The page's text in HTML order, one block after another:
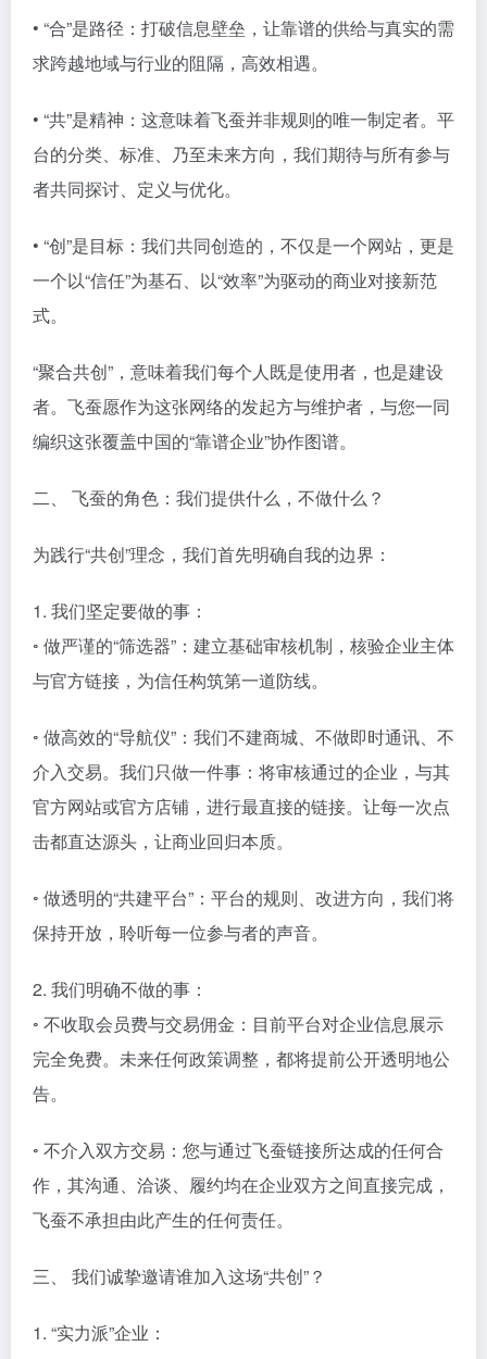
• “合”是路径：打破信息壁垒，让靠谱的供给与真实的需
求跨越地域与行业的阻隔，高效相遇。
• “共”是精神：这意味着飞蚕并非规则的唯一制定者。平
台的分类、标准、乃至未来方向，我们期待与所有参与
者共同探讨、定义与优化。
• “创”是目标：我们共同创造的，不仅是一个网站，更是
一个以“信任”为基石、以“效率”为驱动的商业对接新范
式。
“聚合共创”，意味着我们每个人既是使用者，也是建设
者。飞蚕愿作为这张网络的发起方与维护者，与您一同
编织这张覆盖中国的“靠谱企业”协作图谱。
二、 飞蚕的角色：我们提供什么，不做什么？
为践行“共创”理念，我们首先明确自我的边界：
1. 我们坚定要做的事：
◦ 做严谨的“筛选器”：建立基础审核机制，核验企业主体
与官方链接，为信任构筑第一道防线。
◦ 做高效的“导航仪”：我们不建商城、不做即时通讯、不
介入交易。我们只做一件事：将审核通过的企业，与其
官方网站或官方店铺，进行最直接的链接。让每一次点
击都直达源头，让商业回归本质。
◦ 做透明的“共建平台”：平台的规则、改进方向，我们将
保持开放，聆听每一位参与者的声音。
2. 我们明确不做的事：
◦ 不收取会员费与交易佣金：目前平台对企业信息展示
完全免费。未来任何政策调整，都将提前公开透明地公
告。
◦ 不介入双方交易：您与通过飞蚕链接所达成的任何合
作，其沟通、洽谈、履约均在企业双方之间直接完成，
飞蚕不承担由此产生的任何责任。
三、 我们诚挚邀请谁加入这场“共创”？
1. “实力派”企业：